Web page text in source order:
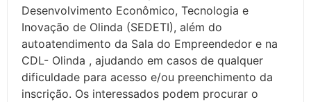
Desenvolvimento Econômico, Tecnologia e
Inovação de Olinda (SEDETI), além do
autoatendimento da Sala do Empreendedor e na
CDL- Olinda , ajudando em casos de qualquer
dificuldade para acesso e/ou preenchimento da
inscrição. Os interessados podem procurar o